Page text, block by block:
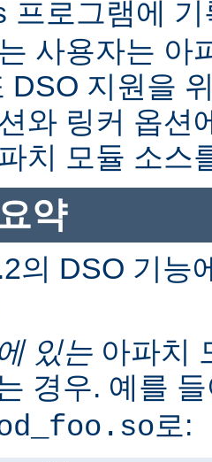
프로그램에
사용자는 아
DSO 지원을
와 링커 옵션
치 모듈 소스
약
의 DSO 기능
있는 아파치
경우. 예를
로: